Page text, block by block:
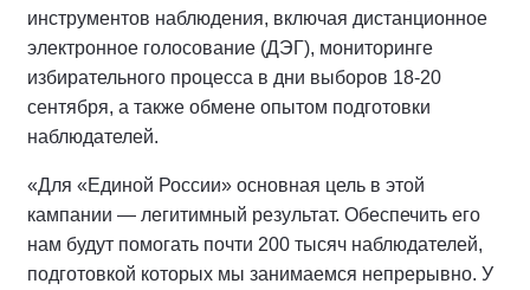
инструментов наблюдения, включая дистанционное
электронное голосование (ДЭГ), мониторинге
избирательного процесса в дни выборов 18-20
сентября, а также обмене опытом подготовки
наблюдателей.
«Для «Единой России» основная цель в этой
кампании — легитимный результат. Обеспечить его
нам будут помогать почти 200 тысяч наблюдателей,
подготовкой которых мы занимаемся непрерывно. У